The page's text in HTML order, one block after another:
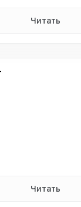
Читать
Читать